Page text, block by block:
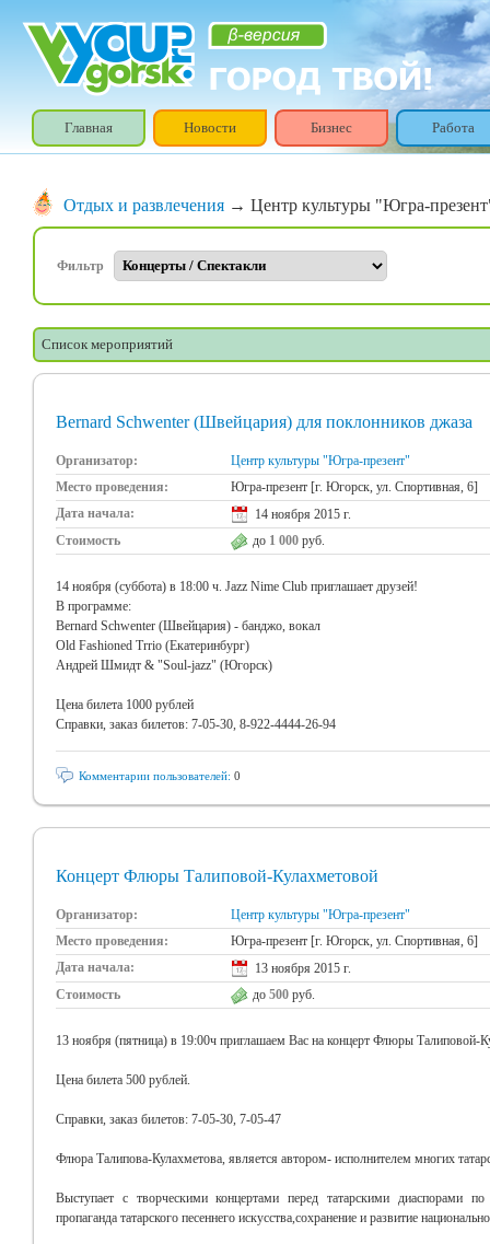
Главная Новости Бизнес Работа
Отдых и развлечения → Центр культуры "Югра-
Фильтр
Список мероприятий
Bernard Schwenter (Швейцария) для поклонников джаза
Организатор:
Центр культуры "Югра-презент"
Место проведения:
Югра-презент [г. Югорск, ул. Спортивная, 6]
Дата начала:
14 ноября 2015 г.
Стоимость
до 1 000 руб.
14 ноября (суббота) в 18:00 ч. Jazz Nime Club приглашает друзей!
В программе:
Bernard Schwenter (Швейцария) - банджо, вокал
Old Fashioned Trrio (Екатеринбург)
Андрей Шмидт & "Soul-jazz" (Югорск)
Цена билета 1000 рублей
Справки, заказ билетов: 7-05-30, 8-922-4444-26-94
Комментарии пользователей: 0
Концерт Флюры Талиповой-Кулахметовой
Организатор:
Центр культуры "Югра-презент"
Место проведения:
Югра-презент [г. Югорск, ул. Спортивная, 6]
Дата начала:
13 ноября 2015 г.
Стоимость
до 500 руб.
13 ноября (пятница) в 19:00ч приглашаем Вас на концерт Флюры Талиповой-
Цена билета 500 рублей.
Справки, заказ билетов: 7-05-30, 7-05-47
Флюра Талипова-Кулахметова, является автором- исполнителем многих
Выступает с творческими концертами перед татарскими диаспорами
пропаганда татарского песеннего искусства,сохранение и развитие